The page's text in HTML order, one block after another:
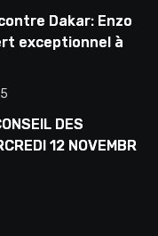
Dakar: Enzo
exceptionnel à
DES
12 NOVEMBRE